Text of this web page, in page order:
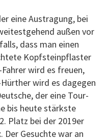
eine Austragung, bei
außen vor
dass man einen
Kopfsteinpflaster
wird es freuen,
wird es dagegen
der eine Tour-
bis heute stärkste
Platz bei der 2019er
Der Gesuchte war an